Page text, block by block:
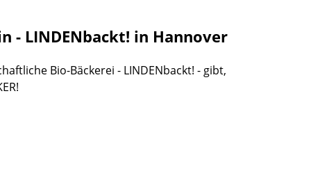
- LINDENbackt! in Hannover
Bio-Bäckerei - LINDENbackt! - gibt,